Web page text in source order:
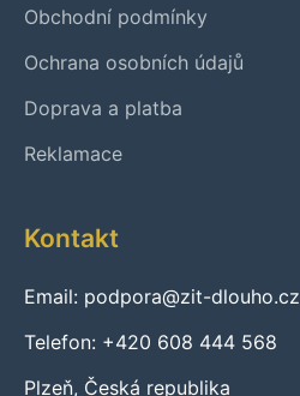
Obchodní podmínky
Ochrana osobních údajů
Doprava a platba
Reklamace
Kontakt
Email: podpora@zit-dlouho.cz
Telefon: +420 608 444 568
Plzeň, Česká republika